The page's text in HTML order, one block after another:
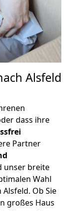
Alsfeld
dass ihre
Partner
unser breite
Wahl
Ob Sie
großes Haus